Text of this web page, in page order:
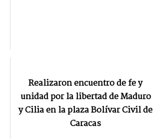
Realizaron encuentro de fe y
unidad por la libertad de Maduro
y Cilia en la plaza Bolívar Civil de
Caracas